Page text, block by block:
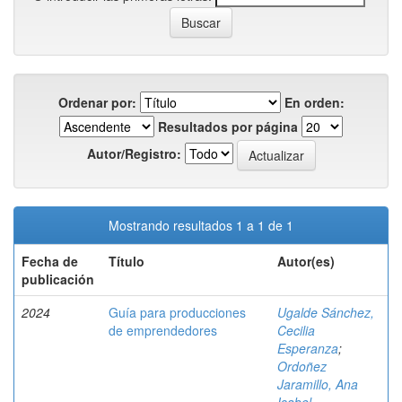
Ordenar por:
En orden:
Resultados por página
Autor/Registro:
Mostrando resultados 1 a 1 de 1
Fecha de
publicación
Título Autor(es)
2024
Guía para producciones
de emprendedores
Ugalde Sánchez,
Cecilia
Esperanza;
Ordoñez
Jaramillo, Ana